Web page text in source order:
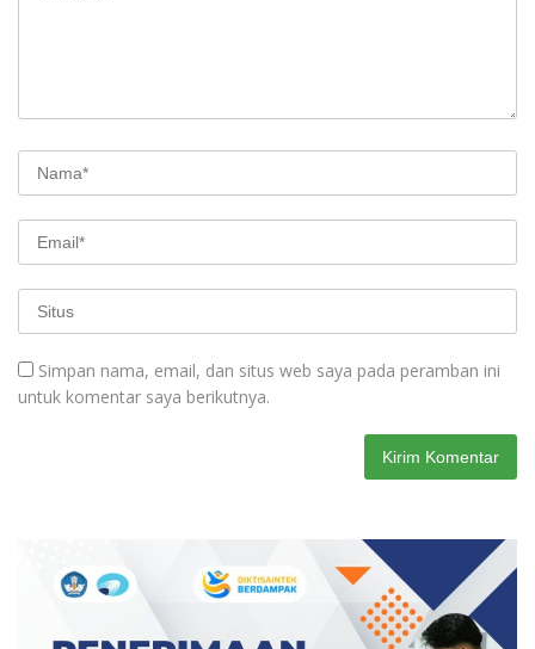
Simpan nama, email, dan situs web saya pada peramban ini
untuk komentar saya berikutnya.